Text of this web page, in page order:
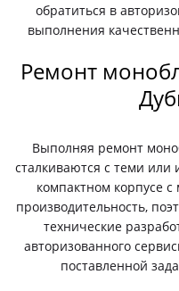
обратиться в
выполнения
Ремонт
Выполняя ремонт
сталкиваются с теми
компактном корпусе
производительность,
технические
авторизованного
поставленной